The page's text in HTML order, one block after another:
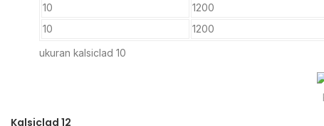
10
1200
10
1200
ukuran kalsiclad 10
Kalsiclad 12